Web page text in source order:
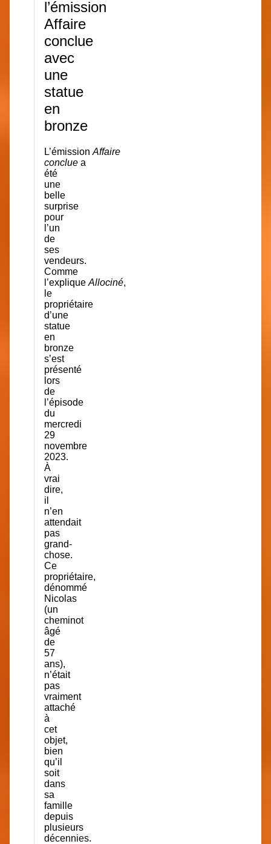
l’émission
Affaire
conclue
avec
une
statue
en
bronze
L’émission Affaire
conclue a
été
une
belle
surprise
pour
l’un
de
ses
vendeurs.
Comme
l’explique Allociné,
le
propriétaire
d’une
statue
en
bronze
s’est
présenté
lors
de
l’épisode
du
mercredi
29
novembre
2023.
À
vrai
dire,
il
n’en
attendait
pas
grand-
chose.
Ce
propriétaire,
dénommé
Nicolas
(un
cheminot
âgé
de
57
ans),
n’était
pas
vraiment
attaché
à
cet
objet,
bien
qu’il
soit
dans
sa
famille
depuis
plusieurs
décennies.